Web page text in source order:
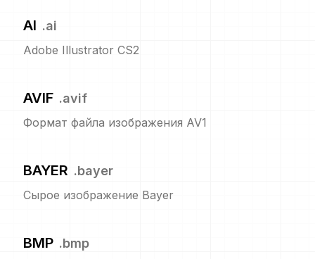
AI .ai
Adobe Illustrator CS2
AVIF .avif
Формат файла изображения AV1
BAYER .bayer
Сырое изображение Bayer
BMP .bmp